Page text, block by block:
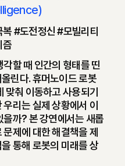
#도전정신 #모빌리티
즘
할 때 인간의 형태를 띤
린다. 휴머노이드 로봇
맞춰 이동하고 사용되기
리는 실제 상황에서 이
까? 본 강연에서는 새롭
제에 대한 해결책을 제
통해 로봇의 미래를 상